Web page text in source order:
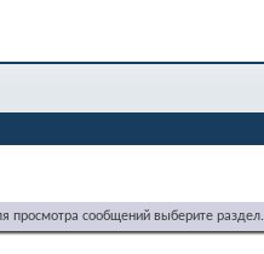
просмотра сообщений выберите раздел.